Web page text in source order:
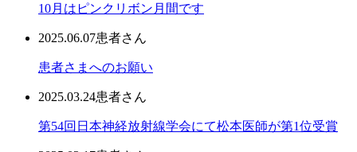
10月はピンクリボン月間です
2025.06.07患者さん
患者さまへのお願い
2025.03.24患者さん
第54回日本神経放射線学会にて松本医師が第1位受賞